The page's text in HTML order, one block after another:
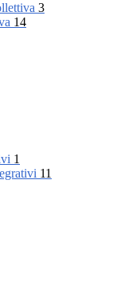
3
14
1
11